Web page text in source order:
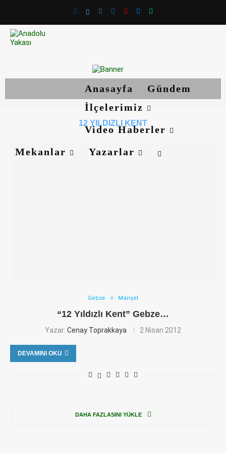
Anasayfa
Gündem
İlçelerimiz
Video Haberler
Mekanlar
Yazarlar
12 YILDIZLI KENT
Gebze Manşet
“12 Yıldızlı Kent” Gebze…
Yazar: Cenay Toprakkaya 2 Nisan 2012
DEVAMINI OKU
DAHA FAZLASINI YÜKLE